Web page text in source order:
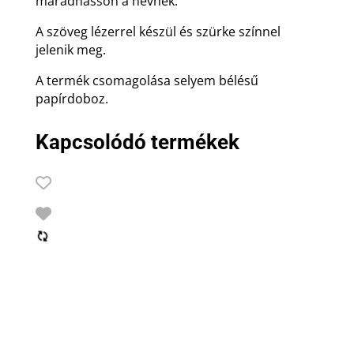
A szöveg lézerrel készül és szürke színnel
jelenik meg.
A termék csomagolása selyem bélésű
papírdoboz.
Kapcsolódó termékek